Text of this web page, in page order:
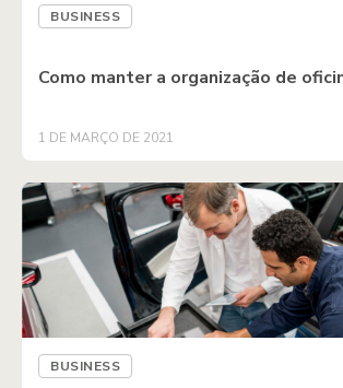
BUSINESS
Como manter a organização de
1 DE MARÇO DE 2021
BUSINESS